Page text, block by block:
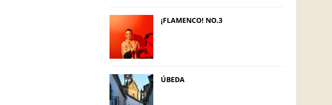
¡FLAMENCO! NO.3
ÚBEDA